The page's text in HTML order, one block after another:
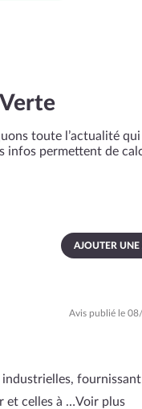
toute l’actualité
infos permettent de
AJOUTER UNE
Avis publié le
et celles à …Voir plus